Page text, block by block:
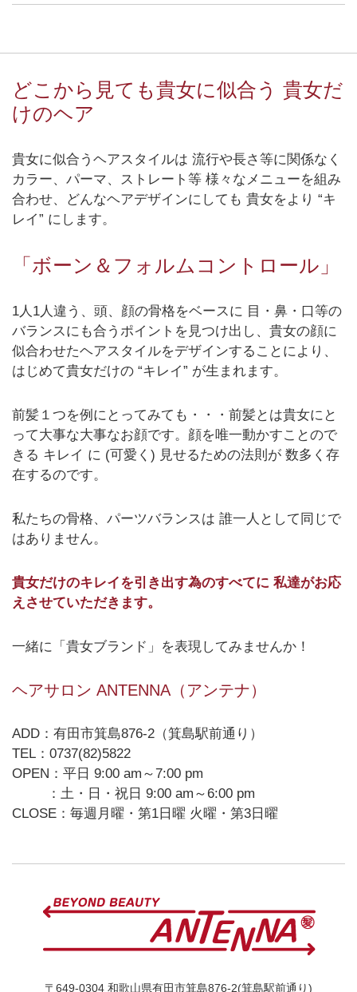
どこから見ても貴女に似合う 貴女だ
けのヘア
貴女に似合うヘアスタイルは 流行や長さ等に関係なく
カラー、パーマ、ストレート等 様々なメニューを組み
合わせ、どんなヘアデザインにしても 貴女をより “キ
レイ” にします。
「ボーン＆フォルムコントロール」
1人1人違う、頭、顔の骨格をベースに 目・鼻・口等の
バランスにも合うポイントを見つけ出し、貴女の顔に
似合わせたヘアスタイルをデザインすることにより、
はじめて貴女だけの “キレイ” が生まれます。
前髪１つを例にとってみても・・・前髪とは貴女にと
って大事な大事なお顔です。顔を唯一動かすことので
きる キレイ に (可愛く) 見せるための法則が 数多く存
在するのです。
私たちの骨格、パーツバランスは 誰一人として同じで
はありません。
貴女だけのキレイを引き出す為のすべてに 私達がお応
えさせていただきます。
一緒に「貴女ブランド」を表現してみませんか！
ヘアサロン ANTENNA（アンテナ）
ADD：有田市箕島876-2（箕島駅前通り）
TEL：0737(82)5822
OPEN：平日 9:00 am～7:00 pm
：土・日・祝日 9:00 am～6:00 pm
CLOSE：毎週月曜・第1日曜 火曜・第3日曜
〒649-0304 和歌山県有田市箕島876-2(箕島駅前通り)